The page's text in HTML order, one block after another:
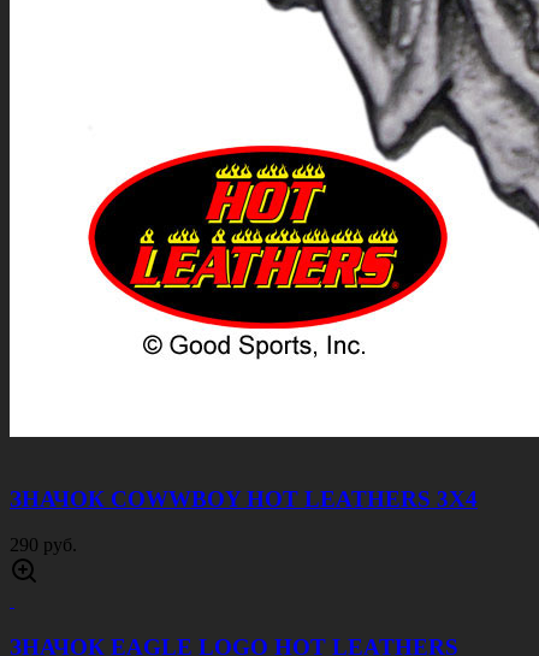
ЗНАЧОК COWWBOY HOT LEATHERS 3Х4
290 руб.
ЗНАЧОК EAGLE LOGO HOT LEATHERS